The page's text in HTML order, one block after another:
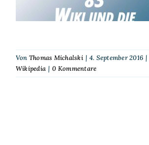
Von Thomas Michalski | 4. September 2016 |
Wikipedia | 0 Kommentare